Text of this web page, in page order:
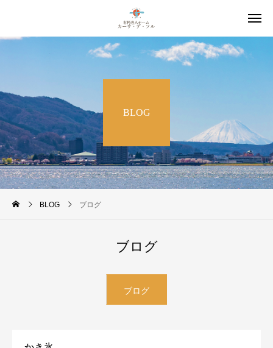
BLOG
BLOG ブログ
ブログ
ブログ